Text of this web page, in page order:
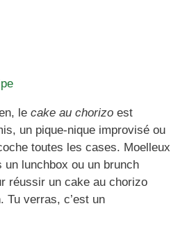
le cake au chorizo est
un pique-nique improvisé ou
toutes les cases.
lunchbox ou un brunch
réussir un cake au chorizo
Tu verras, c’est un